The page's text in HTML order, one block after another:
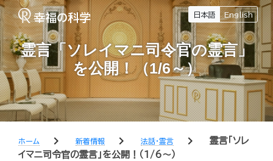
日本語 English
霊言「ソレイマニ司令官の霊言」
を公開！（1/6～）
ホーム chevron_right 新着情報 chevron_right 法話・霊言 chevron_right
霊言「ソレ
イマニ司令官の霊言」を公開！（1/6～）